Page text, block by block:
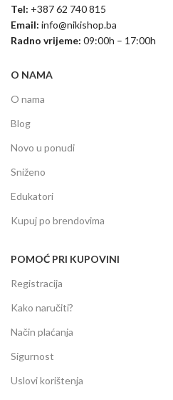
Tel: +387 62 740 815
Email: info@nikishop.ba
Radno vrijeme: 09:00h – 17:00h
O NAMA
O nama
Blog
Novo u ponudi
Sniženo
Edukatori
Kupuj po brendovima
POMOĆ PRI KUPOVINI
Registracija
Kako naručiti?
Način plaćanja
Sigurnost
Uslovi korištenja